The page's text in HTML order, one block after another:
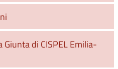
Giunta di CISPEL Emilia-